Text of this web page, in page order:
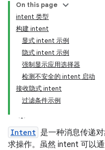
On this page
intent 类型
构建 intent
显式 intent 示例
隐式 intent 示例
强制显示应用选择器
检测不安全的 intent 启动
接收隐式 intent
过滤条件示例
Intent 是一种消息传递
求操作。虽然 intent 可以